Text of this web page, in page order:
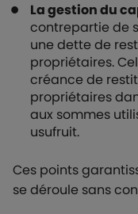
La gestion du
contrepartie de
une dette de
propriétaires.
créance de
propriétaires
aux sommes
usufruit.
Ces points
se déroule sans